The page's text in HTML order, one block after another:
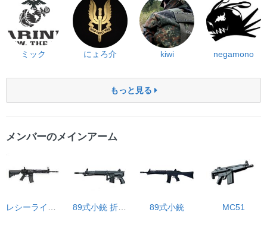
ミック にょろ介 kiwi negamono
もっと見る
メンバーのメインアーム
レシーライフル 89式小銃 折曲銃床式 89式小銃 MC51